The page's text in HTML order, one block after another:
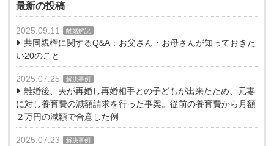
最新の投稿
2025.09.11 離婚解説
共同親権に関するQ&A：お父さん・お母さんが知っておきた
い20のこと
2025.07.25 解決事例
離婚後、夫が再婚し再婚相手との子どもが出来たため、元妻
に対し養育費の減額請求を行った事案。従前の養育費から月額
２万円の減額で合意した例
2025.07.23 解決事例